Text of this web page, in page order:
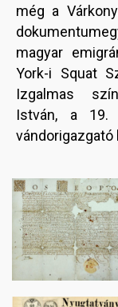
még a
magyar
York-i Squat
Izgalmas
István, a 19.
vándorigazgató
Image
Image